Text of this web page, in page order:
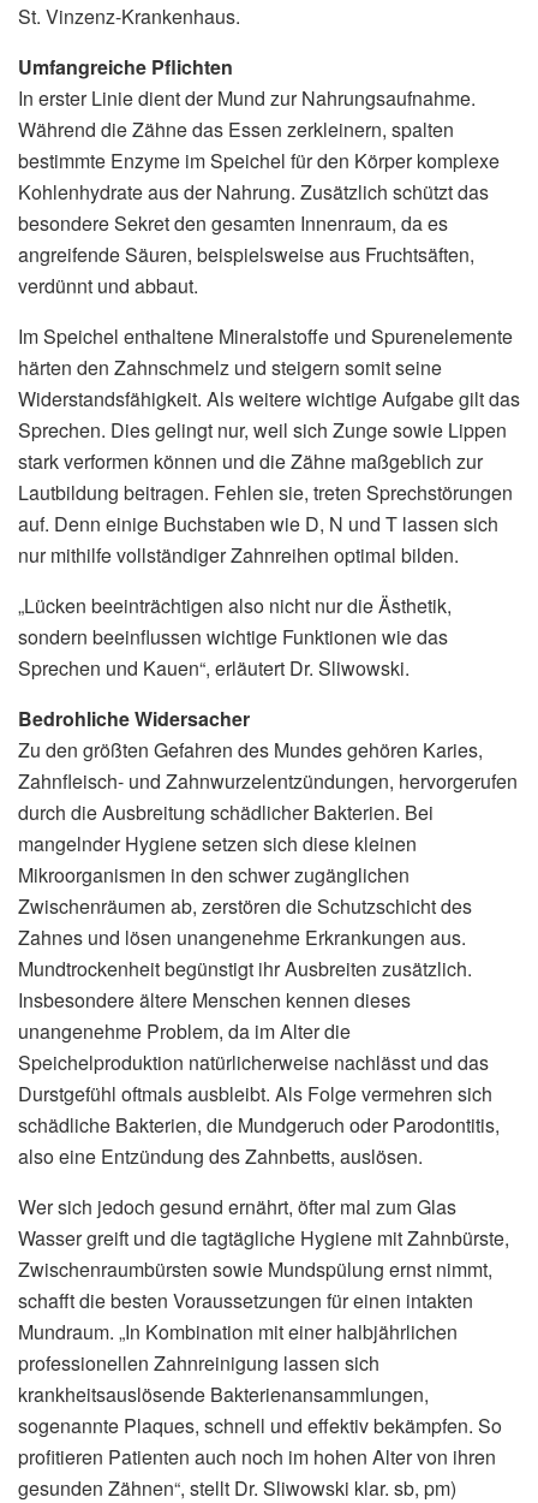
St. Vinzenz-Krankenhaus.
Umfangreiche Pflichten
In erster Linie dient der Mund zur Nahrungsaufnahme.
Während die Zähne das Essen zerkleinern, spalten
bestimmte Enzyme im Speichel für den Körper komplexe
Kohlenhydrate aus der Nahrung. Zusätzlich schützt das
besondere Sekret den gesamten Innenraum, da es
angreifende Säuren, beispielsweise aus Fruchtsäften,
verdünnt und abbaut.
Im Speichel enthaltene Mineralstoffe und Spurenelemente
härten den Zahnschmelz und steigern somit seine
Widerstandsfähigkeit. Als weitere wichtige Aufgabe gilt das
Sprechen. Dies gelingt nur, weil sich Zunge sowie Lippen
stark verformen können und die Zähne maßgeblich zur
Lautbildung beitragen. Fehlen sie, treten Sprechstörungen
auf. Denn einige Buchstaben wie D, N und T lassen sich
nur mithilfe vollständiger Zahnreihen optimal bilden.
„Lücken beeinträchtigen also nicht nur die Ästhetik,
sondern beeinflussen wichtige Funktionen wie das
Sprechen und Kauen“, erläutert Dr. Sliwowski.
Bedrohliche Widersacher
Zu den größten Gefahren des Mundes gehören Karies,
Zahnfleisch- und Zahnwurzelentzündungen, hervorgerufen
durch die Ausbreitung schädlicher Bakterien. Bei
mangelnder Hygiene setzen sich diese kleinen
Mikroorganismen in den schwer zugänglichen
Zwischenräumen ab, zerstören die Schutzschicht des
Zahnes und lösen unangenehme Erkrankungen aus.
Mundtrockenheit begünstigt ihr Ausbreiten zusätzlich.
Insbesondere ältere Menschen kennen dieses
unangenehme Problem, da im Alter die
Speichelproduktion natürlicherweise nachlässt und das
Durstgefühl oftmals ausbleibt. Als Folge vermehren sich
schädliche Bakterien, die Mundgeruch oder Parodontitis,
also eine Entzündung des Zahnbetts, auslösen.
Wer sich jedoch gesund ernährt, öfter mal zum Glas
Wasser greift und die tagtägliche Hygiene mit Zahnbürste,
Zwischenraumbürsten sowie Mundspülung ernst nimmt,
schafft die besten Voraussetzungen für einen intakten
Mundraum. „In Kombination mit einer halbjährlichen
professionellen Zahnreinigung lassen sich
krankheitsauslösende Bakterienansammlungen,
sogenannte Plaques, schnell und effektiv bekämpfen. So
profitieren Patienten auch noch im hohen Alter von ihren
gesunden Zähnen“, stellt Dr. Sliwowski klar. sb, pm)